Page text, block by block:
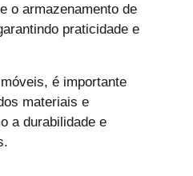
o armazenamento de
praticidade e
é importante
materiais e
a durabilidade e